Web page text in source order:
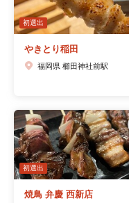
初選出
やきとり稲田
福岡県 櫛田神社前駅
初選出
焼鳥 弁慶 西新店